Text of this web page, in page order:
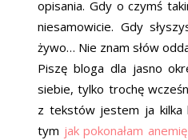
opisania. Gdy o czymś
niesamowicie. Gdy
żywo… Nie znam słów
Piszę bloga dla jasno
siebie, tylko trochę
z tekstów jestem ja kilka
tym jak pokonałam anemię